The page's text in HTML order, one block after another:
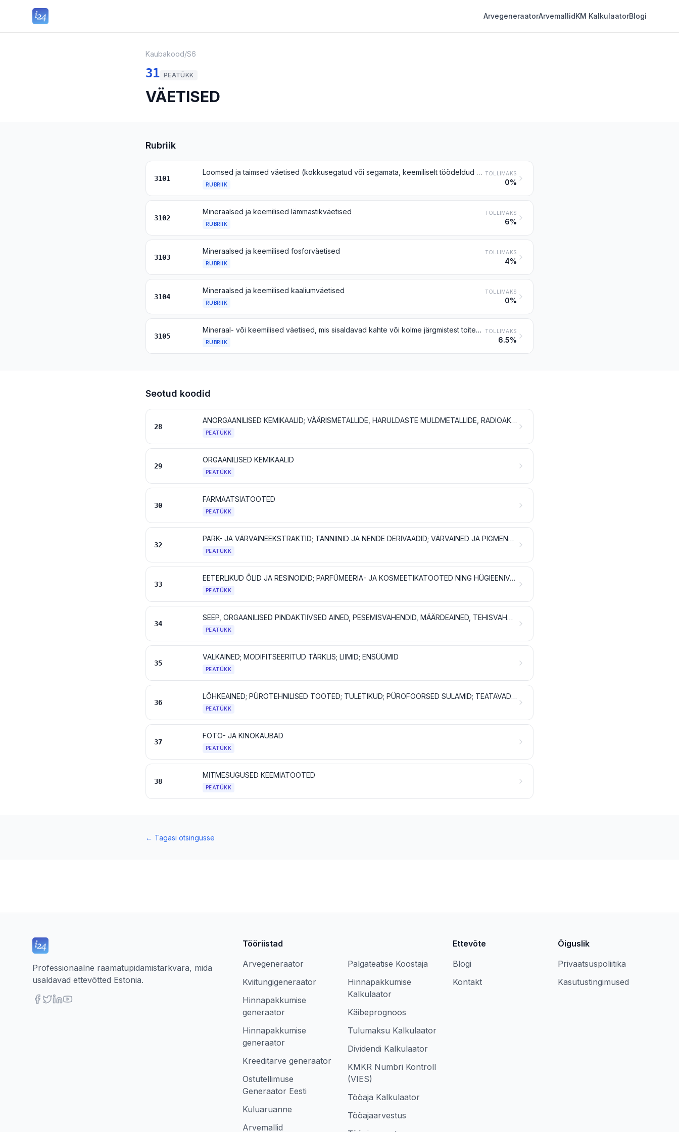
ArvegeneraatorArvemallidKM KalkulaatorBlogi
Kaubakood/S6
31 PEATÜKK
VÄETISED
Rubriik
3101
Loomsed ja taimsed väetised (kokkusegatud või segamata, keemiliselt töödeldud või töötlemata); loomsete või taimsete saaduste kokkusegamise või keemilise töötlemise abil valmistatud väetised
RUBRIIK
TOLLIMAKS
0%
3102
Mineraalsed ja keemilised lämmastikväetised
RUBRIIK
TOLLIMAKS
6%
3103
Mineraalsed ja keemilised fosforväetised
RUBRIIK
TOLLIMAKS
4%
3104
Mineraalsed ja keemilised kaaliumväetised
RUBRIIK
TOLLIMAKS
0%
3105
Mineraal- või keemilised väetised, mis sisaldavad kahte või kolme järgmistest toiteelementidest: lämmastik, fosfor ja kaalium; muud väetised; käesoleva grupi kaubad tablettidena vms kujul või pakendis brutomassiga kuni 10 kg
RUBRIIK
TOLLIMAKS
6.5%
Seotud koodid
28
ANORGAANILISED KEMIKAALID; VÄÄRISMETALLIDE, HARULDASTE MULDMETALLIDE, RADIOAKTIIVSETE ELEMENTIDE JA ISOTOOPIDE ORGAANILISED JA ANORGAANILISED ÜHENDID
PEATÜKK
29
ORGAANILISED KEMIKAALID
PEATÜKK
30
FARMAATSIATOOTED
PEATÜKK
32
PARK- JA VÄRVAINEEKSTRAKTID; TANNIINID JA NENDE DERIVAADID; VÄRVAINED JA PIGMENDID; VÄRVID JA LAKID; KITT JA MUUD MASTIKSID; TINT
PEATÜKK
33
EETERLIKUD ÕLID JA RESINOIDID; PARFÜMEERIA- JA KOSMEETIKATOOTED NING HÜGIEENIVAHENDID
PEATÜKK
34
SEEP, ORGAANILISED PINDAKTIIVSED AINED, PESEMISVAHENDID, MÄÄRDEAINED, TEHISVAHAD JA VAHAVALMISTISED, POLEERIMIS- JA PUHASTUSVAHENDID, KÜÜNLAD JMS TOOTED, VOOLIMISPASTAD, STOMATOLOOGILINE VAHA JA HAMBARAVIS KASUTATAVAD KIPSISEGUD
PEATÜKK
35
VALKAINED; MODIFITSEERITUD TÄRKLIS; LIIMID; ENSÜÜMID
PEATÜKK
36
LÕHKEAINED; PÜROTEHNILISED TOOTED; TULETIKUD; PÜROFOORSED SULAMID; TEATAVAD KERGSÜTTIVAD VALMISTISED
PEATÜKK
37
FOTO- JA KINOKAUBAD
PEATÜKK
38
MITMESUGUSED KEEMIATOOTED
PEATÜKK
← Tagasi otsingusse
Professionaalne raamatupidamistarkvara, mida
usaldavad ettevõtted Estonia.
Tööriistad
Arvegeneraator
Kviitungigeneraator
Hinnapakkumise
generaator
Hinnapakkumise
generaator
Kreeditarve generaator
Ostutellimuse
Generaator Eesti
Kuluaruanne
Arvemallid
Palgateatise Koostaja
Hinnapakkumise
Kalkulaator
Käibeprognoos
Tulumaksu Kalkulaator
Dividendi Kalkulaator
KMKR Numbri Kontroll
(VIES)
Tööaja Kalkulaator
Tööajaarvestus
Ettevõte
Blogi
Kontakt
Õiguslik
Privaatsuspoliitika
Kasutustingimused